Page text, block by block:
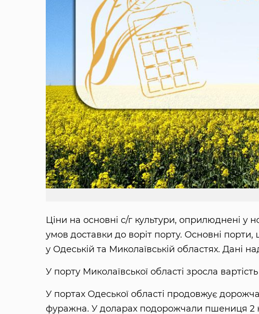
Ціни на основні с/г культури, оприлюднені у
умов доставки до воріт порту. Основні
у Одеській та Миколаївській областях. Дані
У порту Миколаївської області зросла
У портах Одеської області продовжує
фуражна. У доларах подорожчали пшениця